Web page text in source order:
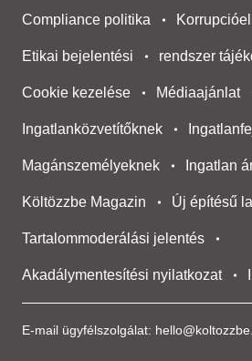
E-mail ügyfélszolgálat:
Compliance politika
Etikai bejelentési rendszer
Cookie kezelése Médiaajánlat
Ingatlanközvetítőknek
Magánszemélyeknek Ingatlan
Költözzbe Magazin Új építésű
Tartalommoderálási jelentés
Akadálymentesítési nyilatkozat